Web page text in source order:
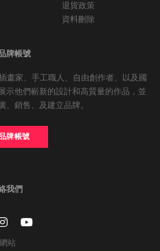
退貨政策
資料刪除
牌帳號
畫家、手工職人、自由創作者、以及國
示他們嶄新的設計和高質量的作品，並
、銷售、及建立品牌。
牌帳號
我們
站